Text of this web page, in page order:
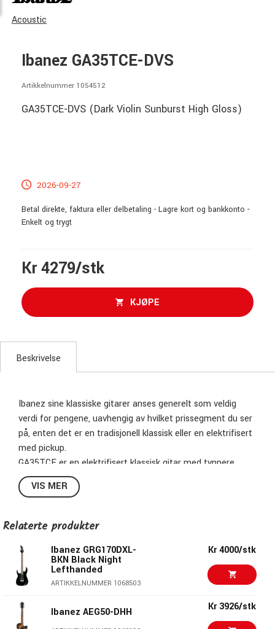
Acoustic
Ibanez GA35TCE-DVS
Artikkelnummer 1054512
GA35TCE-DVS (Dark Violin Sunburst High Gloss)
2026-09-27
Betal direkte, faktura eller delbetaling - Lagre kort og bankkonto -
Enkelt og trygt
Kr 4279/stk
KJØPE
Beskrivelse
Ibanez sine klassiske gitarer anses generelt som veldig
verdi for pengene, uavhengig av hvilket prissegment du ser
på, enten det er en tradisjonell klassisk eller en elektrifisert
med pickup.
GA35TCE er en elektrifisert klassisk gitar med tynnere
kropp og smalere hals (46mm) ved sadelen.
Modellen passer godt for den som er vant til en elgitar.
Spesifikasjoner
• Thinline Cutaway Classic kropp.
• Lock av gran.
• Mahogni sider og bunn.
• Kroppens tykkelse: 60/70mm ved nakkeledd/kroppende.
• 14. bånd nakke/kroppledd.
• 46mm bred ved sadel.
VIS MER
Relaterte produkter
Ibanez GRG170DXL-
BKN Black Night
Lefthanded
ARTIKKELNUMMER 1068503
Kr 4000/stk
Ibanez AEG50-DHH Kr 3926/stk